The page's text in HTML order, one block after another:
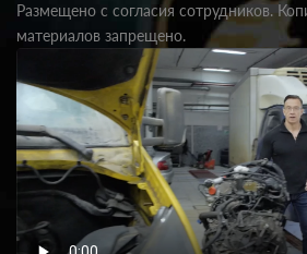
Размещено с согласия сотрудников.
материалов запрещено.